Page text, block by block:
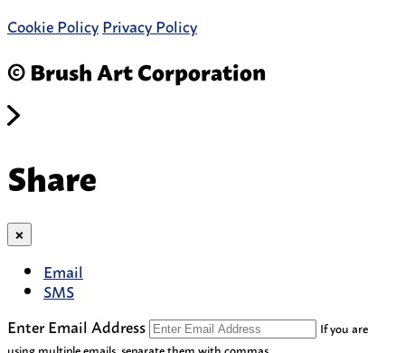
Cookie PolicyPrivacy Policy
© Brush Art Corporation
Share
×
Email
SMS
Enter Email Address
If you are
using multiple emails, separate them with commas.